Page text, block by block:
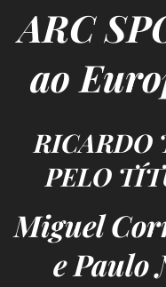
ARC
ao
RICARDO
PELO
Miguel
e Paulo